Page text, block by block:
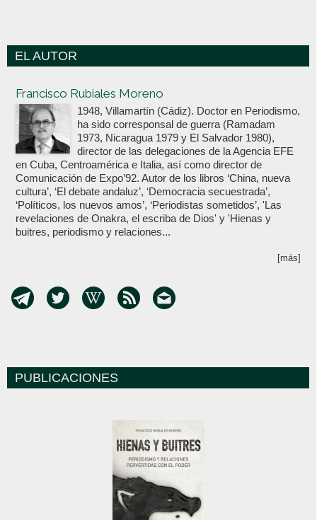
EL AUTOR
Francisco Rubiales Moreno
1948, Villamartín (Cádiz). Doctor en Periodismo,
ha sido corresponsal de guerra (Ramadam
1973, Nicaragua 1979 y El Salvador 1980),
director de las delegaciones de la Agencia EFE
en Cuba, Centroamérica e Italia, así como director de
Comunicación de Expo’92. Autor de los libros ‘China, nueva
cultura’, ‘El debate andaluz’, ‘Democracia secuestrada’,
‘Políticos, los nuevos amos’, ‘Periodistas sometidos’, 'Las
revelaciones de Onakra, el escriba de Dios' y 'Hienas y
buitres, periodismo y relaciones...
[más]
PUBLICACIONES